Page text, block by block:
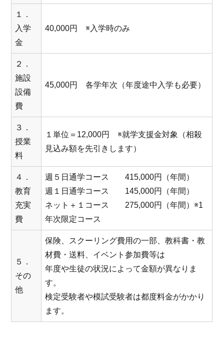
１．
入学
金
40,000円 ※入学時のみ
２．
施設
設備
費
45,000円 各学年次（年度途中入学も必要）
３．
授業
料
１単位＝12,000円 ※就学支援金対象（相殺
見込み額を先引きします）
４．
教育
充実
費
週５日通学コース 415,000円（年間）
週１日通学コース 145,000円（年間）
ネット＋１コース 275,000円（年間）※1
年次限定コース
５．
その
他
保険、スクーリング費用の一部、教科書・教
材費・送料、イベント参加費等は
年度や生徒の状況によって金額が異なりま
す。
検定受験者や模試受験者は都度料金がかかり
ます。